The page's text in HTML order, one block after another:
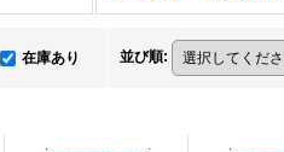
在庫あり 並び順: